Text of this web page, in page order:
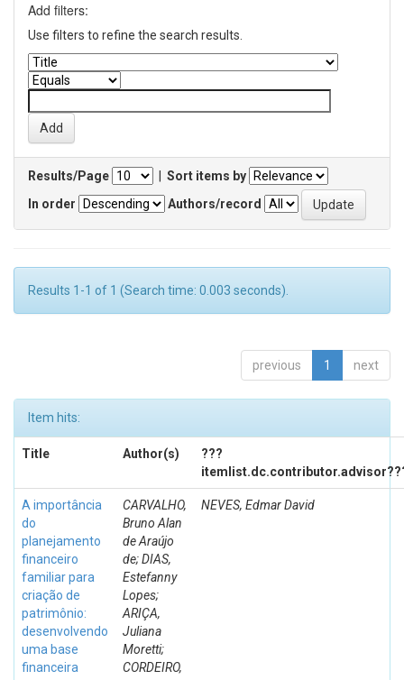
Add filters:
Use filters to refine the search results.
Results/Page
Sort items by
In order
Authors/record
Results 1-1 of 1 (Search time: 0.003 seconds).
previous 1 next
Item hits:
Title Author(s)
???
A importância
do
planejamento
financeiro
familiar para
criação de
patrimônio:
desenvolvendo
uma base
financeira
CARVALHO,
Bruno Alan
de Araújo
de; DIAS,
Estefanny
Lopes;
ARIÇA,
Juliana
Moretti;
CORDEIRO,
NEVES, Edmar David